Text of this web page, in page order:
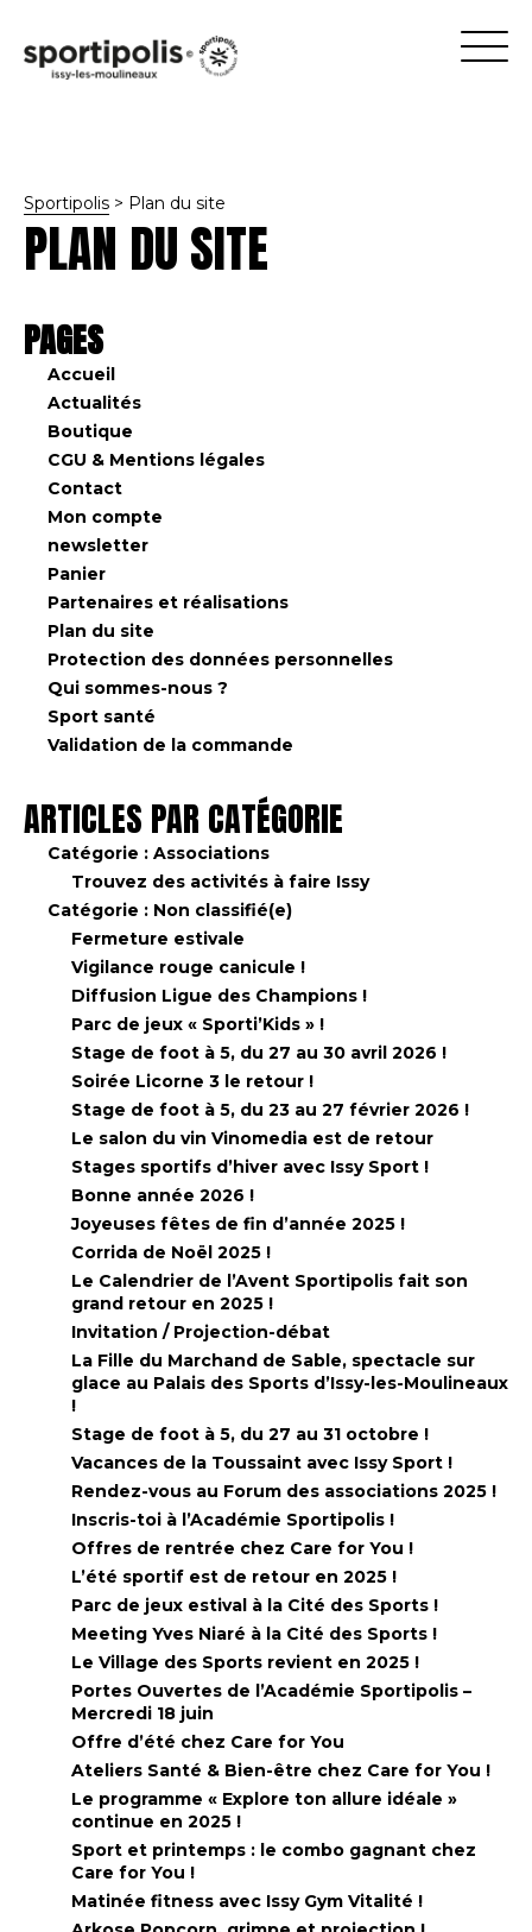
Sportipolis > Plan du site
PLAN DU SITE
PAGES
Accueil
Actualités
Boutique
CGU & Mentions légales
Contact
Mon compte
newsletter
Panier
Partenaires et réalisations
Plan du site
Protection des données personnelles
Qui sommes-nous ?
Sport santé
Validation de la commande
ARTICLES PAR CATÉGORIE
Catégorie : Associations
Trouvez des activités à faire Issy
Catégorie : Non classifié(e)
Fermeture estivale
Vigilance rouge canicule !
Diffusion Ligue des Champions !
Parc de jeux « Sporti’Kids » !
Stage de foot à 5, du 27 au 30 avril 2026 !
Soirée Licorne 3 le retour !
Stage de foot à 5, du 23 au 27 février 2026 !
Le salon du vin Vinomedia est de retour
Stages sportifs d’hiver avec Issy Sport !
Bonne année 2026 !
Joyeuses fêtes de fin d’année 2025 !
Corrida de Noël 2025 !
Le Calendrier de l’Avent Sportipolis fait son
grand retour en 2025 !
Invitation / Projection-débat
La Fille du Marchand de Sable, spectacle sur
glace au Palais des Sports d’Issy-les-Moulineaux
!
Stage de foot à 5, du 27 au 31 octobre !
Vacances de la Toussaint avec Issy Sport !
Rendez-vous au Forum des associations 2025 !
Inscris-toi à l’Académie Sportipolis !
Offres de rentrée chez Care for You !
L’été sportif est de retour en 2025 !
Parc de jeux estival à la Cité des Sports !
Meeting Yves Niaré à la Cité des Sports !
Le Village des Sports revient en 2025 !
Portes Ouvertes de l’Académie Sportipolis –
Mercredi 18 juin
Offre d’été chez Care for You
Ateliers Santé & Bien-être chez Care for You !
Le programme « Explore ton allure idéale »
continue en 2025 !
Sport et printemps : le combo gagnant chez
Care for You !
Matinée fitness avec Issy Gym Vitalité !